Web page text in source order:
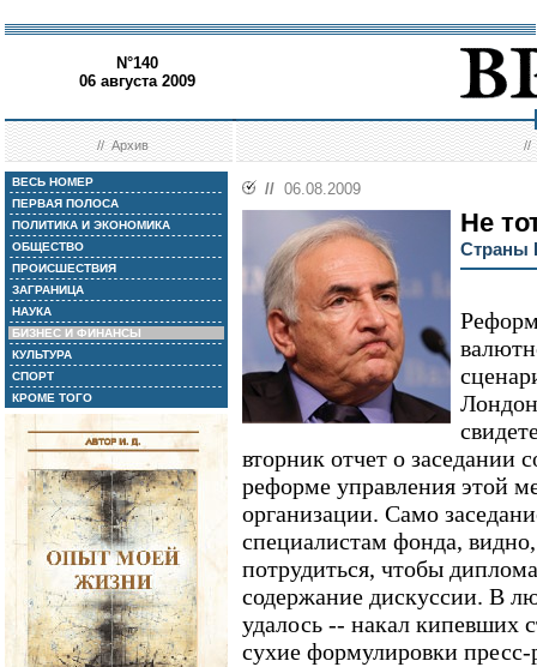
N°140
06 августа 2009
//Архив //
ВЕСЬ НОМЕР
ПЕРВАЯ ПОЛОСА
ПОЛИТИКА И ЭКОНОМИКА
ОБЩЕСТВО
ПРОИСШЕСТВИЯ
ЗАГРАНИЦА
НАУКА
БИЗНЕС И ФИНАНСЫ
КУЛЬТУРА
СПОРТ
КРОМЕ ТОГО
// 06.08.2009
Не
Страны
вторник отчет о заседании
реформе управления этой
организации. Само
специалистам фонда,
потрудиться, чтобы
содержание дискуссии. В
удалось -- накал кипевших
сухие формулировки пресс-